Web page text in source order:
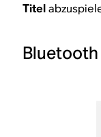
Titel
Bluetooth